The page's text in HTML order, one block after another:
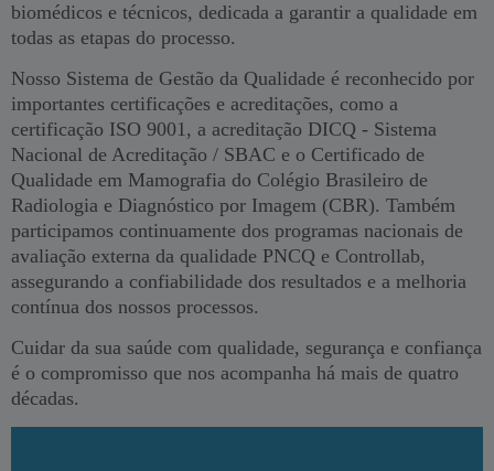
biomédicos e técnicos, dedicada a garantir a qualidade em
todas as etapas do processo.
Nosso Sistema de Gestão da Qualidade é reconhecido por
importantes certificações e acreditações, como a
certificação ISO 9001, a acreditação DICQ - Sistema
Nacional de Acreditação / SBAC e o Certificado de
Qualidade em Mamografia do Colégio Brasileiro de
Radiologia e Diagnóstico por Imagem (CBR). Também
participamos continuamente dos programas nacionais de
avaliação externa da qualidade PNCQ e Controllab,
assegurando a confiabilidade dos resultados e a melhoria
contínua dos nossos processos.
Cuidar da sua saúde com qualidade, segurança e confiança
é o compromisso que nos acompanha há mais de quatro
décadas.